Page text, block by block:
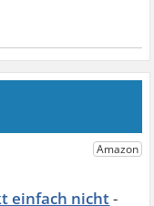
einfach nicht